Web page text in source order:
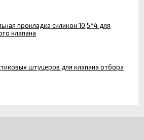
прокладка силикон 10,5*4 для
клапана
штуцеров для клапана отбора